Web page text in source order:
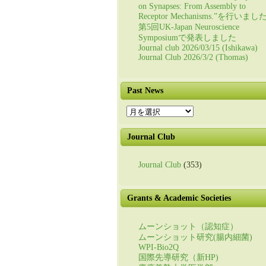
on Synapses: From Assembly to
Receptor Mechanisms.”を行いまし
第5回UK-Japan Neuroscience
Symposiumで発表しました
Journal club 2026/03/15 (Ishikawa)
Journal Club 2026/3/2 (Thomas)
Past News
Past
News
Journal Club
Journal Club (353)
Grants & Academic Societies
ムーンショット（認知症）
ムーンショット研究(腸内細菌)
WPI-Bio2Q
国際先導研究（新HP)